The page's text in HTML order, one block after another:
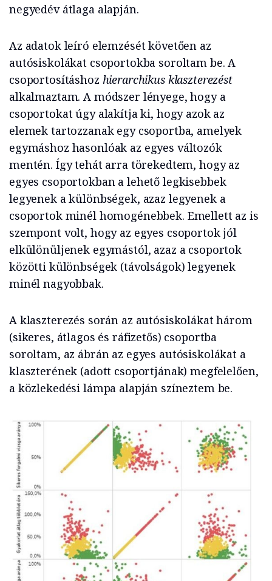
negyedév átlaga alapján.
Az adatok leíró elemzését követően az
autósiskolákat csoportokba soroltam be. A
csoportosításhoz hierarchikus klaszterezést
alkalmaztam. A módszer lényege, hogy a
csoportokat úgy alakítja ki, hogy azok az
elemek tartozzanak egy csoportba, amelyek
egymáshoz hasonlóak az egyes változók
mentén. Így tehát arra törekedtem, hogy az
egyes csoportokban a lehető legkisebbek
legyenek a különbségek, azaz legyenek a
csoportok minél homogénebbek. Emellett az is
szempont volt, hogy az egyes csoportok jól
elkülönüljenek egymástól, azaz a csoportok
közötti különbségek (távolságok) legyenek
minél nagyobbak.
A klaszterezés során az autósiskolákat három
(sikeres, átlagos és ráfizetős) csoportba
soroltam, az ábrán az egyes autósiskolákat a
klaszterének (adott csoportjának) megfelelően,
a közlekedési lámpa alapján színeztem be.